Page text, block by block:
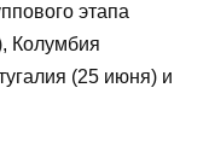
этапа
Колумбия
(25 июня) и